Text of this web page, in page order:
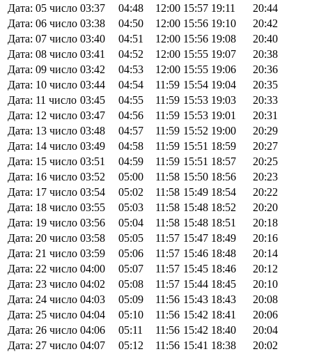
Дата: 05 число 03:37 04:48 12:00 15:57 19:11
20:44
Дата: 06 число 03:38 04:50 12:00 15:56 19:10
20:42
Дата: 07 число 03:40 04:51 12:00 15:56 19:08
20:40
Дата: 08 число 03:41 04:52 12:00 15:55 19:07
20:38
Дата: 09 число 03:42 04:53 12:00 15:55 19:06
20:36
Дата: 10 число 03:44 04:54 11:59 15:54 19:04
20:35
Дата: 11 число 03:45 04:55 11:59 15:53 19:03
20:33
Дата: 12 число 03:47 04:56 11:59 15:53 19:01
20:31
Дата: 13 число 03:48 04:57 11:59 15:52 19:00
20:29
Дата: 14 число 03:49 04:58 11:59 15:51 18:59
20:27
Дата: 15 число 03:51 04:59 11:59 15:51 18:57
20:25
Дата: 16 число 03:52 05:00 11:58 15:50 18:56
20:23
Дата: 17 число 03:54 05:02 11:58 15:49 18:54
20:22
Дата: 18 число 03:55 05:03 11:58 15:48 18:52
20:20
Дата: 19 число 03:56 05:04 11:58 15:48 18:51
20:18
Дата: 20 число 03:58 05:05 11:57 15:47 18:49
20:16
Дата: 21 число 03:59 05:06 11:57 15:46 18:48
20:14
Дата: 22 число 04:00 05:07 11:57 15:45 18:46
20:12
Дата: 23 число 04:02 05:08 11:57 15:44 18:45
20:10
Дата: 24 число 04:03 05:09 11:56 15:43 18:43
20:08
Дата: 25 число 04:04 05:10 11:56 15:42 18:41
20:06
Дата: 26 число 04:06 05:11 11:56 15:42 18:40
20:04
Дата: 27 число 04:07 05:12 11:56 15:41 18:38
20:02